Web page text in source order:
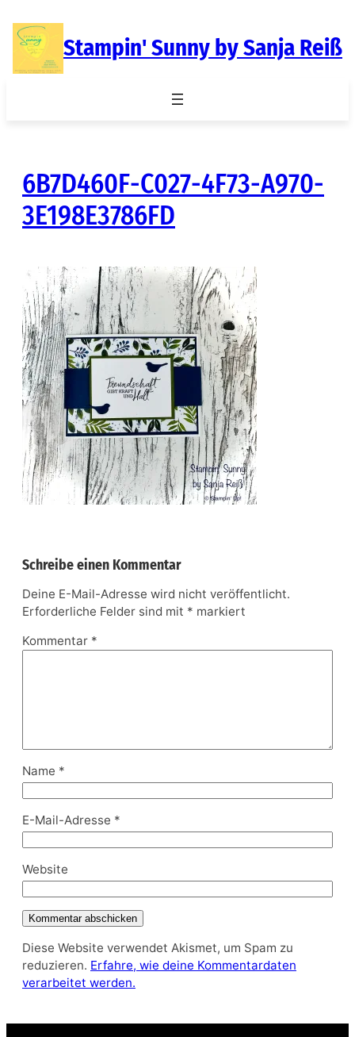
Inhalt
springen
Stampin' Sunny by Sanja Reiß
6B7D460F-C027-4F73-A970-
3E198E3786FD
Schreibe einen Kommentar
Deine E-Mail-Adresse wird nicht veröffentlicht.
Erforderliche Felder sind mit * markiert
Kommentar *
Name *
E-Mail-Adresse *
Website
Diese Website verwendet Akismet, um Spam zu
reduzieren. Erfahre, wie deine Kommentardaten
verarbeitet werden.